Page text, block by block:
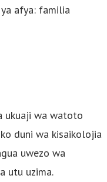
ya afya: familia
ukuaji wa watoto
duni wa kisaikolojia
uwezo wa
utu uzima.